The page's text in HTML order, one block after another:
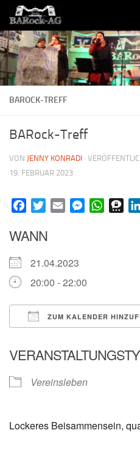
Skip to content
BAROCK-TREFF
BARock-Treff
VON JENNY KONRADI ·
19. FEBRUAR 2023
FacebookTwitterEmail Messenger
WANN
21.04.2023
20:00 - 22:00
ZUM KALENDER
Vereinsleben
Lockeres Beisammensein,